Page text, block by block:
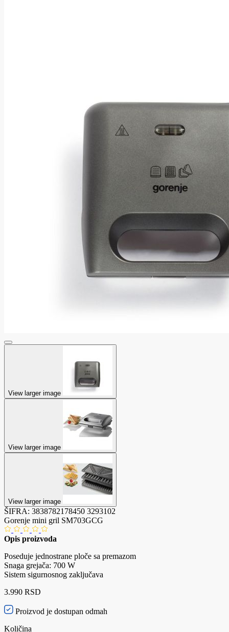
View larger image
View larger image
View larger image
ŠIFRA: 3838782178450 3293102
Gorenje mini gril SM703GCG
Opis proizvoda
Poseduje jednostrane ploče sa premazom
Snaga grejača: 700 W
Sistem sigurnosnog zaključava
3.990 RSD
Proizvod je dostupan odmah
Količina